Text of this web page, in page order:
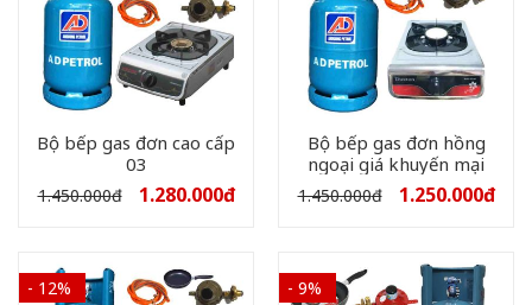
Bộ bếp gas đơn cao cấp
03
1.450.000đ 1.280.000đ
Bộ bếp gas đơn hồng
ngoại giá khuyến mại
1.450.000đ 1.250.000đ
- 12% - 9%